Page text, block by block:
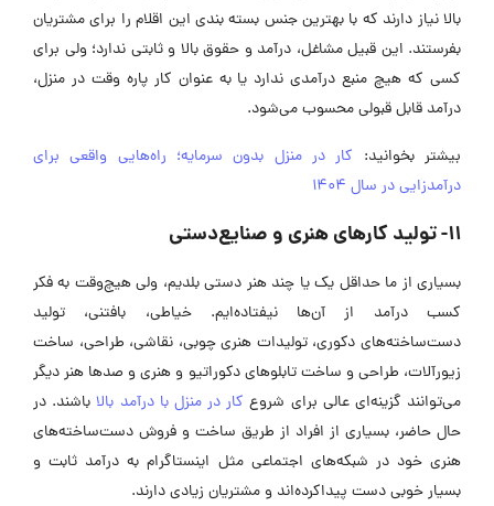
بالا نیاز دارند که با بهترین جنس بسته بندی این اقلام را برای مشتریان
بفرستند. این قبیل مشاغل، درآمد و حقوق بالا و ثابتی ندارد؛ ولی برای
کسی که هیچ منبع درآمدی ندارد یا به عنوان کار پاره وقت در منزل،
درآمد قابل قبولی محسوب می‌شود.
بیشتر بخوانید: کار در منزل بدون سرمایه؛ راه‌هایی واقعی برای
درآمدزایی در سال 1404
11- تولید کارهای هنری و صنایع‌دستی
بسیاری از ما حداقل یک یا چند هنر دستی بلدیم، ولی هیچ‌وقت به فکر
کسب درآمد از آن‌ها نیفتاده‌ایم. خیاطی، بافتنی، تولید
دست‌ساخته‌های دکوری، تولیدات هنری چوبی، نقاشی، طراحی، ساخت
زیورآلات، طراحی و ساخت تابلوهای دکوراتیو و هنری و صدها هنر دیگر
می‌توانند گزینه‌ای عالی برای شروع کار در منزل با درآمد بالاباشند. در
حال حاضر، بسیاری از افراد از طریق ساخت و فروش دست‌ساخته‌های
هنری خود در شبکه‌های اجتماعی مثل اینستاگرام به درآمد ثابت و
بسیار خوبی دست پیداکرده‌اند و مشتریان زیادی دارند.